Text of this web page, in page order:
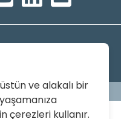
ve alakalı bir
çerezleri kullanır.